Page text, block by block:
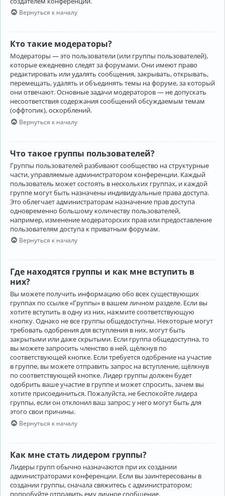
Вернуться к началу
Кто такие модераторы?
Модераторы — это пользователи (или группы пользователей),
которые ежедневно следят за форумами. Они имеют право
редактировать или удалять сообщения, закрывать, открывать,
перемещать, удалять и объединять темы на форуме, за который
они отвечают. Основные задачи модераторов — не допускать
несоответствия содержания сообщений обсуждаемым темам
(оффтопик), оскорблений.
Вернуться к началу
Что такое группы пользователей?
Группы пользователей разбивают сообщество на структурные
части, управляемые администратором конференции. Каждый
пользователь может состоять в нескольких группах, и каждой
группе могут быть назначены индивидуальные права доступа.
Это облегчает администраторам назначение прав доступа
одновременно большому количеству пользователей,
например, изменение модераторских прав или предоставление
пользователям доступа к приватным форумам.
Вернуться к началу
Где находятся группы и как мне вступить в
них?
Вы можете получить информацию обо всех существующих
группах по ссылке «Группы» в вашем личном разделе. Если вы
хотите вступить в одну из них, нажмите соответствующую
кнопку. Однако не все группы общедоступны. Некоторые могут
требовать одобрения для вступления в них, могут быть
закрытыми или даже скрытыми. Если группа общедоступна, то
вы можете запросить членство в ней, щёлкнув по
соответствующей кнопке. Если требуется одобрение на участие
в группе, вы можете отправить запрос на вступление, щёлкнув
по соответствующей кнопке. Лидер группы должен будет
одобрить ваше участие в группе и может спросить, зачем вы
хотите присоединиться. Пожалуйста, не беспокойте лидера
группы, если он отклонил ваш запрос; у него могут быть для
этого свои причины.
Вернуться к началу
Как мне стать лидером группы?
Лидеры групп обычно назначаются при их создании
администраторами конференции. Если вы заинтересованы в
создании группы, сначала свяжитесь с администратором;
попробуйте отправить ему личное сообщение.